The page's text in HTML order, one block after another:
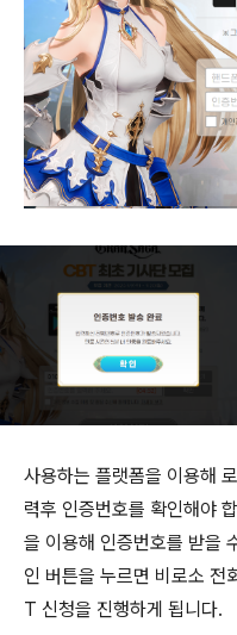
사용하는 플랫폼을 이용해
력후 인증번호를 확인해야
을 이용해 인증번호를 받을
인 버튼을 누르면 비로소 전
T 신청을 진행하게 됩니다.